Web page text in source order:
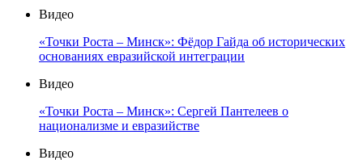
Видео
«Точки Роста – Минск»: Фёдор Гайда об исторических
основаниях евразийской интеграции
Видео
«Точки Роста – Минск»: Сергей Пантелеев о
национализме и евразийстве
Видео